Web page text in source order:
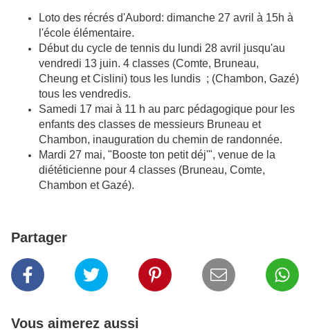
Loto des récrés d'Aubord: dimanche 27 avril à 15h à
l'école élémentaire.
Début du cycle de tennis du lundi 28 avril jusqu'au
vendredi 13 juin. 4 classes (Comte, Bruneau,
Cheung et Cislini) tous les lundis ; (Chambon, Gazé)
tous les vendredis.
Samedi 17 mai à 11 h au parc pédagogique pour les
enfants des classes de messieurs Bruneau et
Chambon, inauguration du chemin de randonnée.
Mardi 27 mai, "Booste ton petit déj'", venue de la
diététicienne pour 4 classes (Bruneau, Comte,
Chambon et Gazé).
Partager
Vous aimerez aussi